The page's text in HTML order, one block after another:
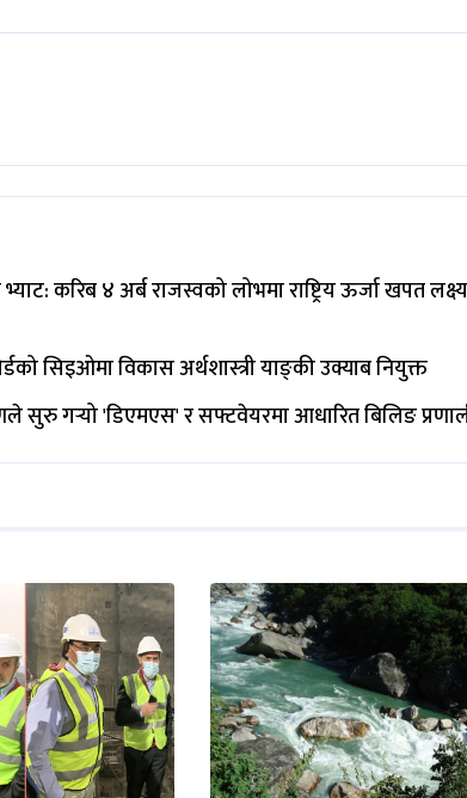
करिब ४ अर्ब राजस्वको लोभमा राष्ट्रिय ऊर्जा खपत
सिइओमा विकास अर्थशास्त्री याङ्‌की उक्याब नियुक्त
सुरु गर्‍यो 'डिएमएस' र सफ्टवेयरमा आधारित बिलिङ